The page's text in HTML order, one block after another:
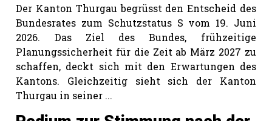
Der Kanton Thurgau begrüsst den Entscheid des
Bundesrates zum Schutzstatus S vom 19. Juni
2026. Das Ziel des Bundes, frühzeitige
Planungssicherheit für die Zeit ab März 2027 zu
schaffen, deckt sich mit den Erwartungen des
Kantons. Gleichzeitig sieht sich der Kanton
Thurgau in seiner ...